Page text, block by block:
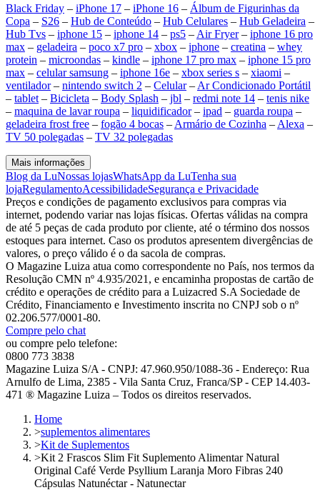
Black Friday – iPhone 17 – iPhone 16 – Álbum de Figurinhas da
Copa – S26 – Hub de Conteúdo – Hub Celulares – Hub Geladeira –
Hub Tvs – iphone 15 – iphone 14 – ps5 – Air Fryer– iphone 16 pro
max – geladeira – poco x7 pro – xbox – iphone – creatina – whey
protein – microondas – kindle – iphone 17 pro max – iphone 15 pro
max – celular samsung – iphone 16e – xbox series s – xiaomi –
ventilador– nintendo switch 2 – Celular– Ar Condicionado Portátil
– tablet – Bicicleta – Body Splash – jbl – redmi note 14 – tenis nike
– maquina de lavar roupa – liquidificador– ipad – guarda roupa –
geladeira frost free – fogão 4 bocas – Armário de Cozinha – Alexa –
TV 50 polegadas – TV 32 polegadas
Mais informações
Blog da LuNossas lojasWhatsApp da LuTenha sua
lojaRegulamentoAcessibilidadeSegurança e Privacidade
Preços e condições de pagamento exclusivos para compras via
internet, podendo variar nas lojas físicas. Ofertas válidas na compra
de até 5 peças de cada produto por cliente, até o término dos nossos
estoques para internet. Caso os produtos apresentem divergências de
valores, o preço válido é o da sacola de compras.
O Magazine Luiza atua como correspondente no País, nos termos da
Resolução CMN nº 4.935/2021, e encaminha propostas de cartão de
crédito e operações de crédito para a Luizacred S.A Sociedade de
Crédito, Financiamento e Investimento inscrita no CNPJ sob o nº
02.206.577/0001-80.
Compre pelo chat
ou compre pelo telefone:
0800 773 3838
Magazine Luiza S/A - CNPJ: 47.960.950/1088-36 - Endereço: Rua
Arnulfo de Lima, 2385 - Vila Santa Cruz, Franca/SP - CEP 14.403-
471 ® Magazine Luiza – Todos os direitos reservados.
Home
>suplementos alimentares
>Kit de Suplementos
>Kit 2 Frascos Slim Fit Suplemento Alimentar Natural
Original Café Verde Psyllium Laranja Moro Fibras 240
Cápsulas Natunéctar - Natunectar